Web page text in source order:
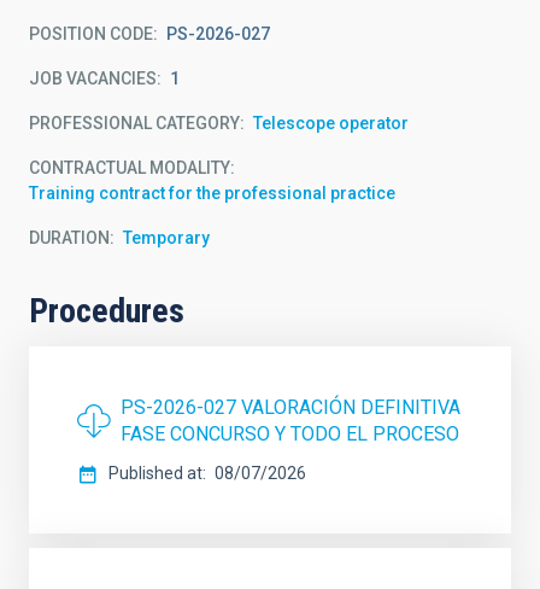
POSITION CODE PS-2026-027
JOB VACANCIES 1
PROFESSIONAL CATEGORY Telescope operator
CONTRACTUAL MODALITY
Training contract for the professional practice
DURATION Temporary
Procedures
PS-2026-027 VALORACIÓN DEFINITIVA
FASE CONCURSO Y TODO EL PROCESO
Published at 08/07/2026